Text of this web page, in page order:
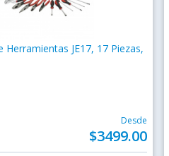
Herramientas JE17, 17 Piezas,
Desde
$3499.00